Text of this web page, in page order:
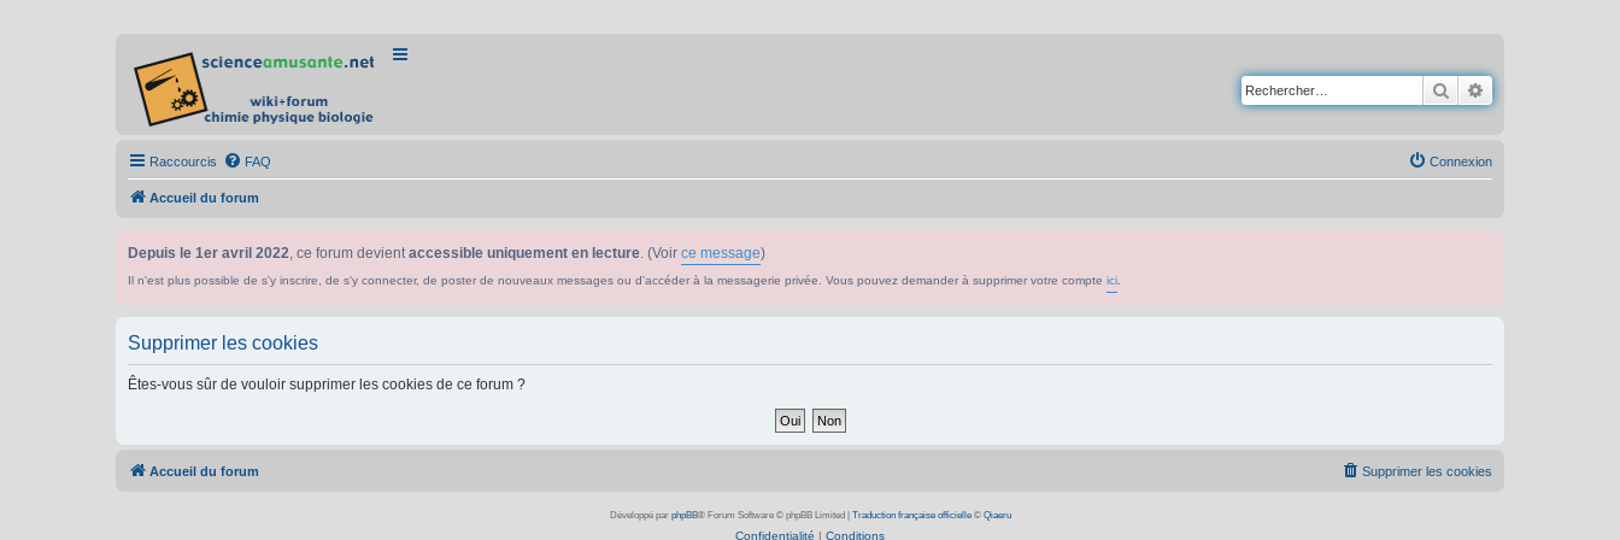
Rechercher
Raccourcis FAQ Connexion
Accueil du forum
Depuis le 1er avril 2022, ce forum devientaccessible uniquement en lecture. (Voir ce message)
Il n'est plus possible de s'y inscrire, de s'y connecter, de poster de nouveaux messages ou d'accéder à la messagerie privée. Vous pouvez demander à supprimer votre compte ici
Supprimer les cookies
Êtes-vous sûr de vouloir supprimer les cookies de ce forum ?
Accueil du forum Supprimer les cookies
Développé par phpBB® Forum Software © phpBB Limited Traduction française officielle© Qiaeru
Confidentialité | Conditions